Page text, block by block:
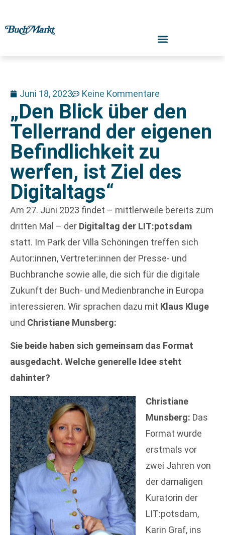
Juni 18, 2023 Keine Kommentare
„Den Blick über den
Tellerrand der eigenen
Befindlichkeit zu
werfen, ist Ziel des
Digitaltags“
Am 27. Juni 2023 findet – mittlerweile bereits zum
dritten Mal – der Digitaltag der LIT:potsdam
statt. Im Park der Villa Schöningen treffen sich
Autor:innen, Vertreter:innen der Presse- und
Buchbranche sowie alle, die sich für die digitale
Zukunft der Buch- und Medienbranche in Europa
interessieren. Wir sprachen dazu mit Klaus Kluge
und Christiane Munsberg:
Sie beide haben sich gemeinsam das Format
ausgedacht. Welche generelle Idee steht
dahinter?
Christiane
Munsberg: Das
Format wurde
erstmals vor
zwei Jahren von
der damaligen
Kuratorin der
LIT:potsdam,
Karin Graf, ins